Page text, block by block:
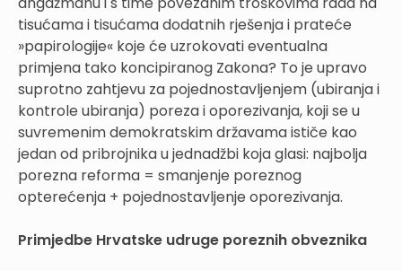
tisućama i tisućama dodatnih rješenja i prateće
»papirologije« koje će uzrokovati eventualna
primjena tako koncipiranog Zakona? To je upravo
suprotno zahtjevu za pojednostavljenjem (ubiranja i
kontrole ubiranja) poreza i oporezivanja, koji se u
suvremenim demokratskim državama ističe kao
jedan od pribrojnika u jednadžbi koja glasi: najbolja
porezna reforma = smanjenje poreznog
opterećenja + pojednostavljenje oporezivanja.
Primjedbe Hrvatske udruge poreznih obveznika